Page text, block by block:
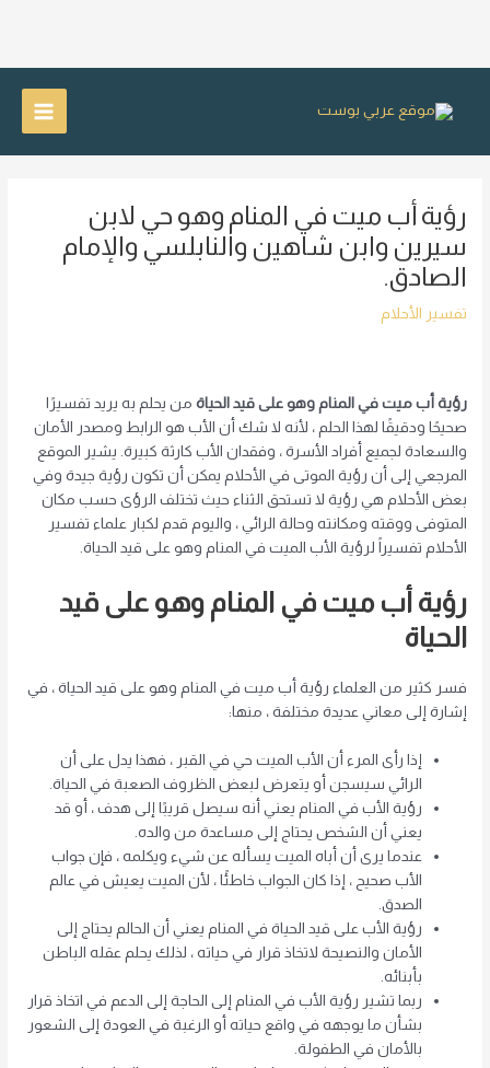
Main
رؤية أب ميت في المنام وهو حي لابن
سيرين وابن شاهين والنابلسي والإمام
الصادق.
تفسير الأحلام
رؤية أب ميت في المنام وهو على قيد الحياة من يحلم به يريد تفسيرًا
صحيحًا ودقيقًا لهذا الحلم ، لأنه لا شك أن الأب هو الرابط ومصدر الأمان
والسعادة لجميع أفراد الأسرة ، وفقدان الأب كارثة كبيرة. يشير الموقع
المرجعي إلى أن رؤية الموتى في الأحلام يمكن أن تكون رؤية جيدة وفي
بعض الأحلام هي رؤية لا تستحق الثناء حيث تختلف الرؤى حسب مكان
المتوفى ووقته ومكانته وحالة الرائي ، واليوم قدم لكبار علماء تفسير
الأحلام تفسيراً لرؤية الأب الميت في المنام وهو على قيد الحياة.
رؤية أب ميت في المنام وهو على قيد
الحياة
فسر كثير من العلماء رؤية أب ميت في المنام وهو على قيد الحياة ، في
إشارة إلى معاني عديدة مختلفة ، منها:
إذا رأى المرء أن الأب الميت حي في القبر ، فهذا يدل على أن
الرائي سيسجن أو يتعرض لبعض الظروف الصعبة في الحياة.
رؤية الأب في المنام يعني أنه سيصل قريبًا إلى هدف ، أو قد
يعني أن الشخص يحتاج إلى مساعدة من والده.
عندما يرى أن أباه الميت يسأله عن شيء ويكلمه ، فإن جواب
الأب صحيح ، إذا كان الجواب خاطئًا ، لأن الميت يعيش في عالم
الصدق.
رؤية الأب على قيد الحياة في المنام يعني أن الحالم يحتاج إلى
الأمان والنصيحة لاتخاذ قرار في حياته ، لذلك يحلم عقله الباطن
بأبنائه.
ربما تشير رؤية الأب في المنام إلى الحاجة إلى الدعم في اتخاذ قرار
بشأن ما يوجهه في واقع حياته أو الرغبة في العودة إلى الشعور
بالأمان في الطفولة.